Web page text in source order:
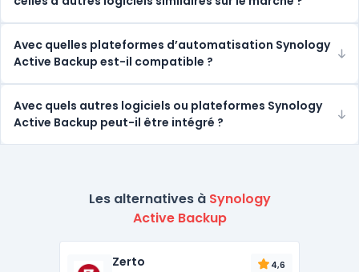
Avec quelles plateformes d’automatisation Synology
Active Backup est-il compatible ?
Avec quels autres logiciels ou plateformes Synology
Active Backup peut-il être intégré ?
Les alternatives à Synology
Active Backup
Zerto 4,6